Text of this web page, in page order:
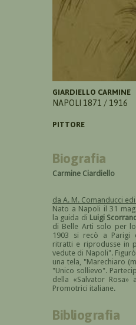
GIARDIELLO CARMINE
NAPOLI 1871 / 1916
PITTORE
Biografia
Carmine Ciardiello
da A. M. Comanducci
Nato a Napoli il 31
la guida di Luigi
di Belle Arti solo per
1903 si recò a Parigi
ritratti e riprodusse in
vedute di Napoli".
una tela, "Marechiaro
"Unico sollievo".
della «Salvator
Promotrici italiane.
Bibliografia